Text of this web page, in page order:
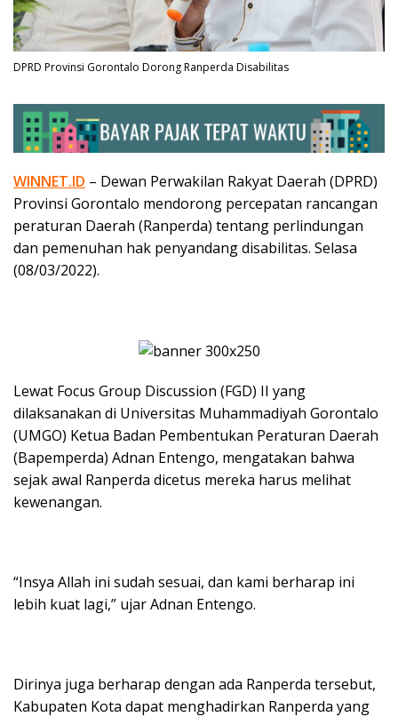
DPRD Provinsi Gorontalo Dorong Ranperda Disabilitas
WINNET.ID – Dewan Perwakilan Rakyat Daerah (DPRD)
Provinsi Gorontalo mendorong percepatan rancangan
peraturan Daerah (Ranperda) tentang perlindungan
dan pemenuhan hak penyandang disabilitas. Selasa
(08/03/2022).
Lewat Focus Group Discussion (FGD) II yang
dilaksanakan di Universitas Muhammadiyah Gorontalo
(UMGO) Ketua Badan Pembentukan Peraturan Daerah
(Bapemperda) Adnan Entengo, mengatakan bahwa
sejak awal Ranperda dicetus mereka harus melihat
kewenangan.
“Insya Allah ini sudah sesuai, dan kami berharap ini
lebih kuat lagi,” ujar Adnan Entengo.
Dirinya juga berharap dengan ada Ranperda tersebut,
Kabupaten Kota dapat menghadirkan Ranperda yang